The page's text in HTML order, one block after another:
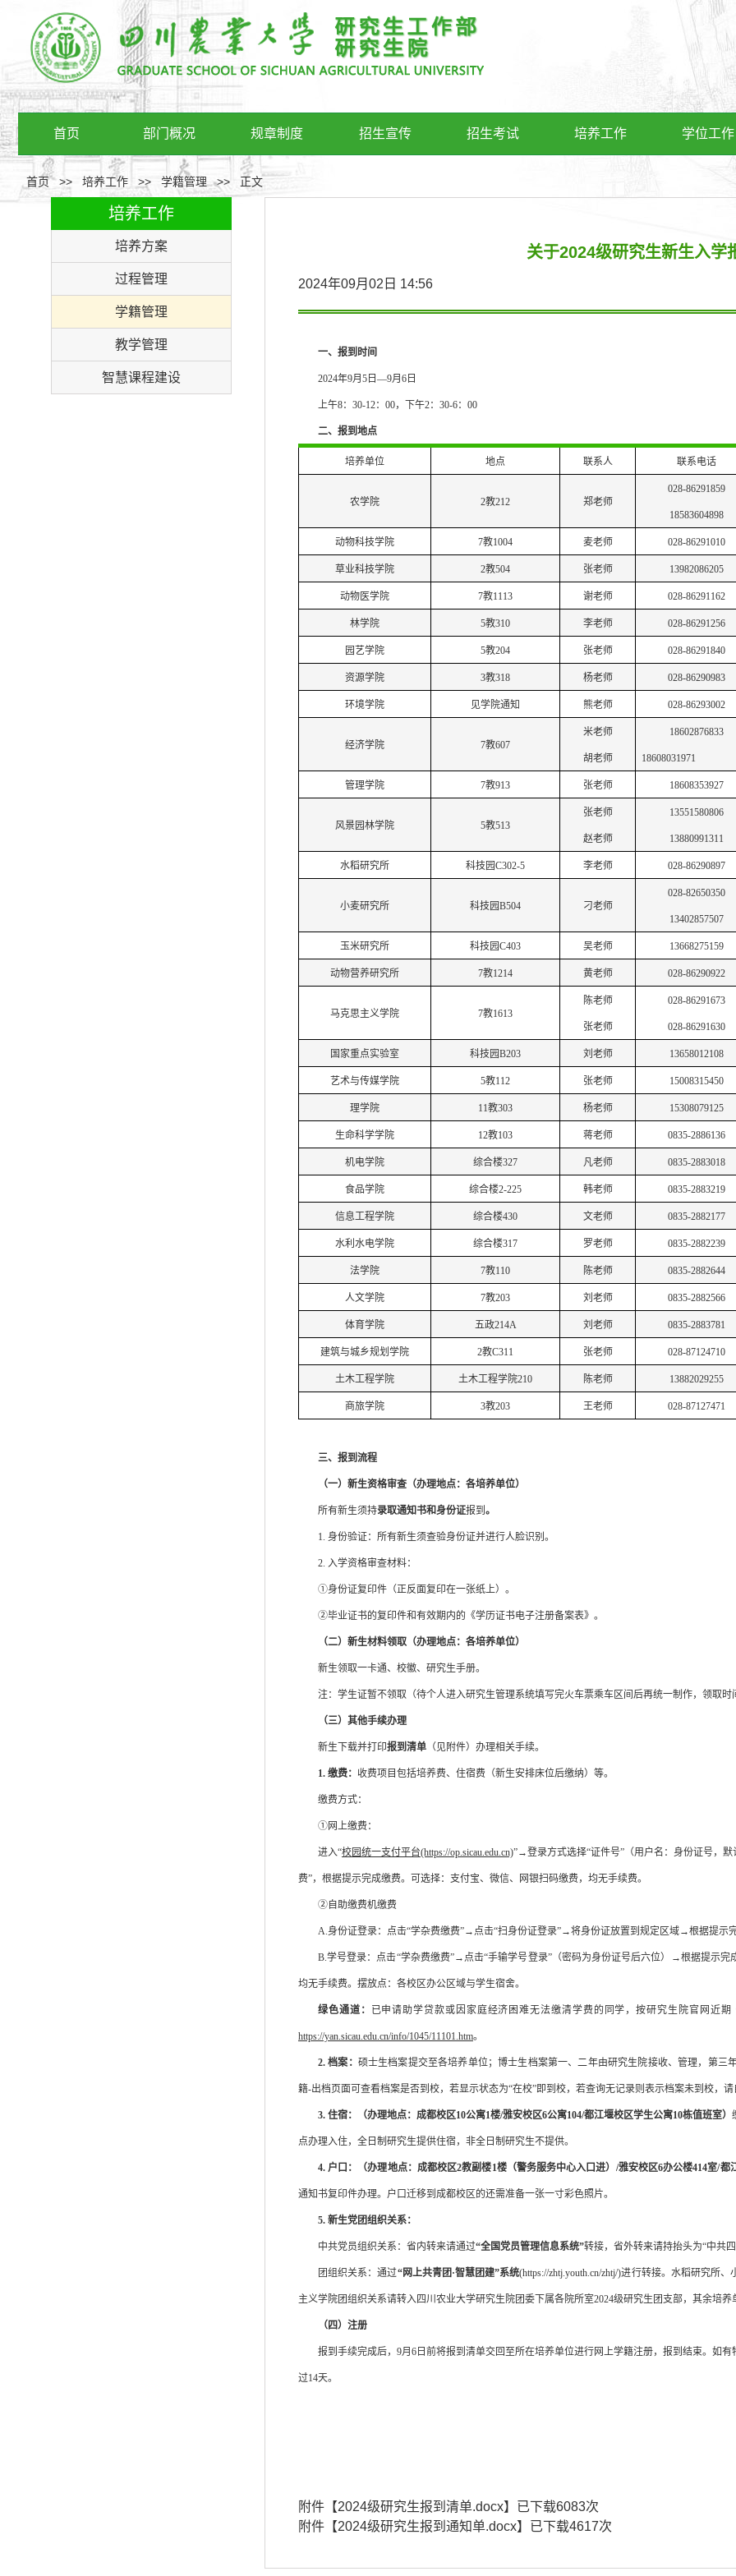
首页 部门概况 规章制度 招生宣传 招生考试 培养工作 学位工作
首页>> 培养工作 >> 学籍管理 >> 正文
培养工作
培养方案
过程管理
学籍管理
教学管理
智慧课程建设
关于2024级研究生新生入学
2024年09月02日 14:56
一、 报到时间
2024年9月 5 日 —9月6 日
上午8：30-12：00， 下午2：30-6：00
二、 报到地点
培养单位 地点 联系人 联系电话
农学院 2教212 郑老师
028-86291859
18583604898
动物科技学院 7教1004 麦老师 028-86291010
草业科技学院 2教504 张老师 13982086205
动物医学院 7教1113 谢老师 028-86291162
林学院 5教310 李老师 028-86291256
园艺学院 5教204 张老师 028-86291840
资源学院 3教318 杨老师 028-86290983
环境学院 见学院通知 熊老师 028-86293002
经济学院 7教607
米老师
胡老师
18602876833
18608031971
管理学院 7教913 张老师 18608353927
风景园林学院 5教513
张老师
赵老师
13551580806
13880991311
水稻研究所 科技园C302-5 李老师 028-86290897
小麦研究所 科技园B504 刁老师
028-82650350
13402857507
玉米研究所 科技园C403 吴老师 13668275159
动物营养研究所 7教1214 黄老师 028-86290922
马克思主义学院 7教1613
陈老师
张老师
028-86291673
028-86291630
国家重点实验室 科技园B203 刘老师 13658012108
艺术与传媒学院 5教112 张老师 15008315450
理学院 11教303 杨老师 15308079125
生命科学学院 12教103 蒋老师 0835-2886136
机电学院 综合楼327 凡老师 0835-2883018
食品学院 综合楼2-225 韩老师 0835-2883219
信息工程学院 综合楼430 文老师 0835-2882177
水利水电学院 综合楼317 罗老师 0835-2882239
法学院 7教110 陈老师 0835-2882644
人文学院 7教203 刘老师 0835-2882566
体育学院 五政214A 刘老师 0835-2883781
建筑与城乡规划学院 2教C311 张老师 028-87124710
土木工程学院 土木工程学院210 陈老师 13882029255
商旅学院 3教203 王老师 028-87127471
三、报到流程
（一） 新生资格审查（办理地点：各培养单位）
所有新生须持录取通知书和身份证报到 。
1. 身份验证：所有新生须查验身份证并进行人脸识别。
2. 入学资格审查材料：
①身份证复印件（正反面复印在一张纸上）。
②毕业证书的复印件和有效期内的《学历证书电子注册备案表》。
（二） 新生材料领取（办理地点：各培养单位）
新生领取一卡通、校徽、研究生手册。
注： 学生证暂不领取（待个人进入研究生管理系统填写完火车票乘车区间后再统一制作，领取时
（三） 其他手续办理
新生下载并打印报到清单 （见附件） 办理相关手续。
1. 缴费： 收费项目包括培养费、住宿费 （新生安排床位后缴纳） 等。
缴费方式：
①网上缴费：
进入“校园统一支付平台(https://op.sicau.edu.cn)”→登录方式选择“证件号”（用户名：身份证号，
费”，根据提示完成缴费。可选择：支付宝、微信、网银扫码缴费，均无手续费。
②自助缴费机缴费
A.身份证登录：点击“学杂费缴费”→点击“扫身份证登录”→将身份证放置到规定区域→根据提示完
B.学号登录：点击“学杂费缴费”→点击“手输学号登录”（密码为身份证号后六位）→根据提示完
均无手续费。摆放点：各校区办公区域与学生宿舍。
绿色通道： 已申请助学贷款或因家庭经济困难无法缴清学费的同学，按研究生院官网近期
https://yan.sicau.edu.cn/info/1045/11101.htm。
2.档案： 硕士生档案提交至各培养单位；博士生档案第一、二年由研究生院接收、管理，第三
籍-出档页面可查看档案是否到校，若显示状态为“在校”即到校，若查询无记录则表示档案未到校，请
3. 住宿：（办理地点：成都校区10公寓1楼/雅安校区6公寓104/都江堰校区学生公寓10栋值班室）
点办理入住， 全日制 研究生提供住宿，非全日制 研究生不提供。
4.户口：（办理地点：成都校区2教副楼1楼（警务服务中心入口进） /雅安校区6办公楼414室/都
通知书复印件办理。户口迁移到成都校区的还需准备一张一寸彩色照片。
5. 新生党团组织关系：
中共党员组织关系：省内转来请通过“全国党员管理信息系统”转接，省外转来请持抬头为“中共
团组织关系：通过“网上共青团·智慧团建”系统(https://zhtj.youth.cn/zhtj/)进行转接。水稻研究所
主义学院团组织关系请转入四川农业大学研究生院团委下属各院所室2024级研究生团支部，其余培养
（四）注册
报到手续完成后， 9月 6 日前将报到清单交回 至所在培养单位进行网上学籍注册，报到结束。 如有
过14天。
附件【2024级研究生报到清单.docx】已下载6083次
附件【2024级研究生报到通知单.docx】已下载4617次